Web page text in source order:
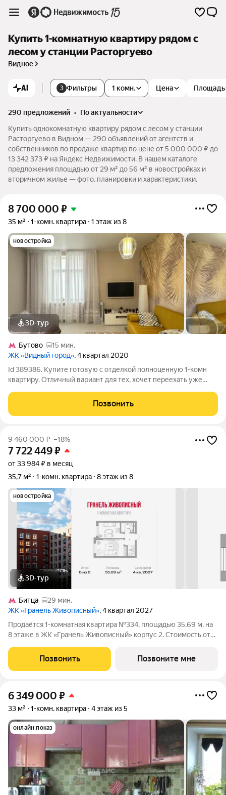
Купить 1-комнатную квартиру рядом с
лесом у станции Расторгуево
Видное
AI 3 Фильтры 1 комн. Цена Площадь
290 предложений •
по актуальности
Купить однокомнатную квартиру рядом с лесом у станции
Расторгуево в Видном — 290 объявлений от агентств и
собственников по продаже квартир по цене от 5 000 000 ₽ до
13 342 373 ₽ на Яндекс Недвижимости. В нашем каталоге
предложения площадью от 29 м² до 56 м² в новостройках и
вторичном жилье — фото, планировки и характеристики.
8 700 000 ₽
35 м² 1-комн. квартира 1 этаж из 8
новостройка
3D-тур
Бутово
15 мин.
ЖК «Видный город», 4 квартал 2020
Id 389386. Купите готовую с отделкой полноценную 1-комн
квартиру. Отличный вариант для тех, хочет переехать уже
счет больших окон в ней много естественного солнечного
света. В вашем распоряжении
Позвонить
9 460 000₽ –18%
7 722 449₽
от 33 984 ₽ в месяц
35,7 м²
1-комн. квартира 8 этаж из 8
новостройка
3D-тур
Битца
29 мин.
ЖК «Гранель Живописный», 4 квартал 2027
Продаётся 1-комнатная квартира №334, площадью 35,69 м, на
8 этаже в ЖК «Гранель Живописный» корпус 2. Стоимость от
односторонняя, окна на улицу. Для ценителей природы и
красоты всего в 3,6 км от МКАД в
Позвонить Позвоните мне
6 349 000 ₽
33 м² 1-комн. квартира 4 этаж из 5
онлайн показ